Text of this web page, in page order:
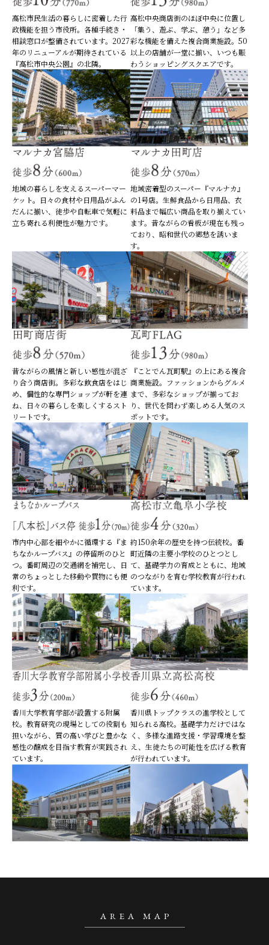
高松市民生活の暮らしに密着した行
政機能を担う市役所。各種手続き・
相談窓口が整備されています。2027
年のリニューアルが期待されている
『高松市中央公園』の北隣。
高松中央商店街のほぼ中央に位置し
「集う、遊ぶ、学ぶ、憩う」など多
彩な機能を備えた複合商業施設。50
以上の店舗が一堂に揃い、いつも賑
わうショッピングスクエアです。
地域の暮らしを支えるスーパーマー
ケット。日々の食材や日用品がふん
だんに揃い、徒歩や自転車で気軽に
立ち寄れる利便性が魅力です。
地域密着型のスーパー『マルナカ』
の1号店。生鮮食品から日用品、衣
料品まで幅広い商品を取り揃えてい
ます。昔ながらの看板が現在も残っ
ており、昭和世代の郷愁を誘いま
す。
昔ながらの風情と新しい感性が混ざ
り合う商店街。多彩な飲食店をはじ
め、個性的な専門ショップが軒を連
ね、日々の暮らしを楽しくするスト
リートです。
『ことでん瓦町駅』の上にある複合
商業施設。ファッションからグルメ
まで、多彩なショップが揃ってお
り、世代を問わず楽しめる人気のス
ポットです。
市内中心部を細やかに循環する『ま
ちなかループバス』の停留所のひと
つ。番町周辺の交通網を補完し、日
常のちょっとした移動や買物にも便
利です。
約150余年の歴史を持つ伝統校。番
町近隣の主要小学校のひとつとし
て、基礎学力の育成とともに、地域
のつながりを育む学校教育が行われ
ています。
香川大学教育学部が設置する附属
校。教育研究の現場としての役割も
担いながら、質の高い学びと豊かな
感性の醸成を目指す教育が実践され
ています。
香川県トップクラスの進学校として
知られる高校。基礎学力だけではな
く、多様な進路支援・学習環境を整
え、生徒たちの可能性を広げる教育
が行われています。
AREA MAP